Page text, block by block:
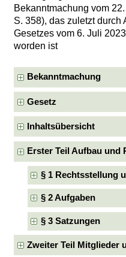
Bekanntmachung vom
S. 358), das zuletzt durch
Gesetzes vom 6. Juli
worden ist
Bekanntmachung
Gesetz
Inhaltsübersicht
Erster Teil Aufbau und
§ 1 Rechtsstellung
§ 2 Aufgaben
§ 3 Satzungen
Zweiter Teil Mitglieder